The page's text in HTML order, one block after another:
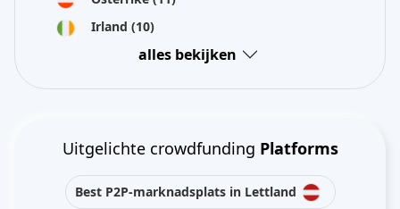
Irland (10)
alles bekijken
Uitgelichte crowdfunding Platforms
Best P2P-marknadsplats in Lettland